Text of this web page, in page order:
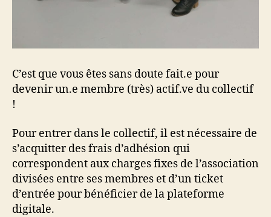
C’est que vous êtes sans doute fait.e pour
devenir un.e membre (très) actif.ve du collectif
!
Pour entrer dans le collectif, il est nécessaire de
s’acquitter des frais d’adhésion qui
correspondent aux charges fixes de l’association
divisées entre ses membres et d’un ticket
d’entrée pour bénéficier de la plateforme
digitale.